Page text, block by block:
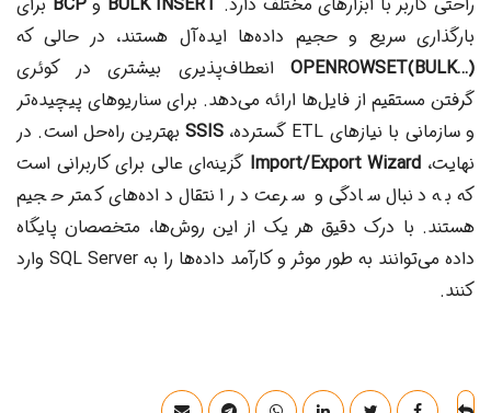
بارگذاری سریع و حجیم داده‌ها ایده‌آل هستند، در حالی که
OPENROWSET(BULK…) انعطاف‌پذیری بیشتری در کوئری
گرفتن مستقیم از فایل‌ها ارائه می‌دهد. برای سناریوهای پیچیده‌تر
و سازمانی با نیازهای ETL گسترده،
SSIS بهترین راه‌حل است. در
نهایت، Import/Export Wizard گزینه‌ای عالی برای کاربرانی است
که به دنبال سادگی و سرعت در انتقال داده‌های کمتر حجیم
هستند. با درک دقیق هر یک از این روش‌ها، متخصصان پایگاه
داده می‌توانند به طور موثر و کارآمد داده‌ها را به SQL Server وارد
کنند.